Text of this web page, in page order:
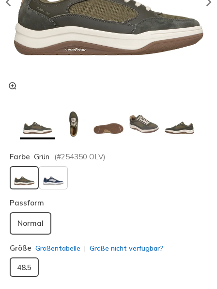
Farbe Grün (#254350 OLV)
ausgewählt
Passform
Normal
Größe Größentabelle Größe nicht verfügbar?
48.5